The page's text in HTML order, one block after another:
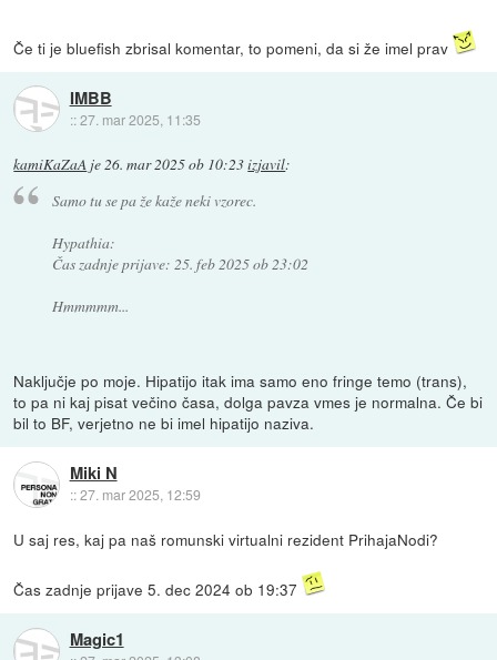
Če ti je bluefish zbrisal komentar, to pomeni, da si že imel prav
IMBB
::27. mar 2025, 11:35
kamiKaZaA je 26. mar 2025 ob 10:23izjavil:
Samo tu se pa že kaže neki vzorec.
Hypathia:
Čas zadnje prijave: 25. feb 2025 ob 23:02
Hmmmmm...
Naključje po moje. Hipatijo itak ima samo eno fringe temo (trans),
to pa ni kaj pisat večino časa, dolga pavza vmes je normalna. Če bi
bil to BF, verjetno ne bi imel hipatijo naziva.
Miki N
::27. mar 2025, 12:59
U saj res, kaj pa naš romunski virtualni rezident PrihajaNodi?
Čas zadnje prijave 5. dec 2024 ob 19:37
Magic1